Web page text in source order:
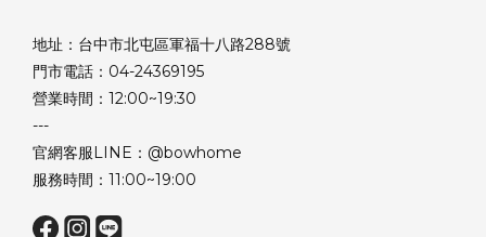
地址：台中市北屯區軍福十八路288號
門市電話：04-24369195
營業時間：12:00~19:30
---
官網客服LINE：@bowhome
服務時間：11:00~19:00